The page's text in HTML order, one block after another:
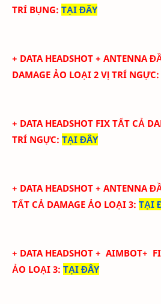
TRÍ BỤNG: TẠI ĐÂY
+ DATA HEADSHOT + ANTENNA
DAMAGE ẢO LOẠI 2 VỊ TRÍ NGỰC:
+ DATA HEADSHOT FIX TẤT CẢ
TRÍ NGỰC: TẠI ĐÂY
+ DATA HEADSHOT + ANTENNA
TẤT CẢ DAMAGE ẢO LOẠI 3: TẠI
+ DATA HEADSHOT + AIMBOT+
ẢO LOẠI 3: TẠI ĐÂY